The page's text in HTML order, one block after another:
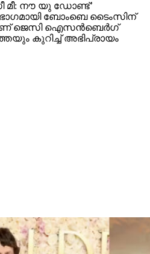
മീ: നൗ യു ഡോണ്ട്’
ബോംബെ ടൈംസിന്
ജെസി ഐസന്‍ബെര്‍ഗ്
കുറിച്ച് അഭിപ്രായം